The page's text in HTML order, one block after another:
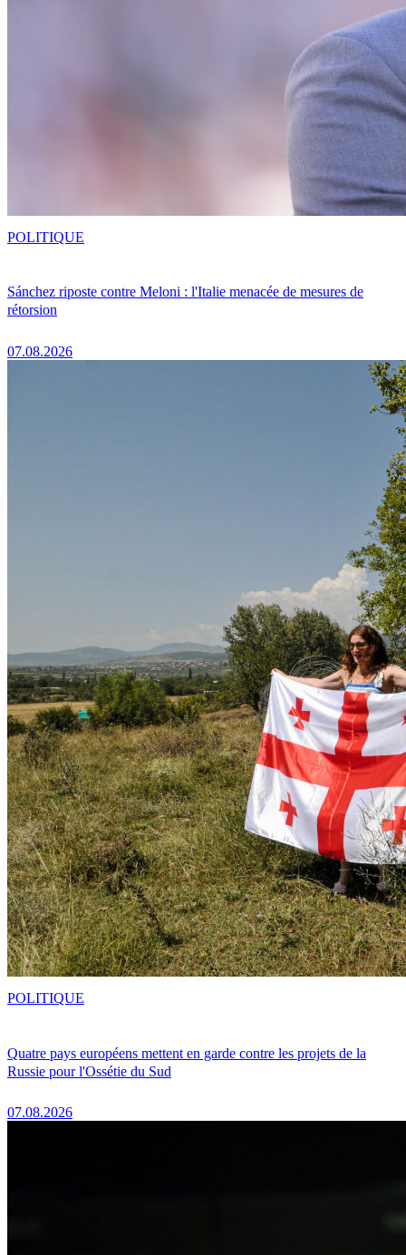
Sánchez riposte contre Meloni : l'Italie menacée de mesures de
rétorsion
07.08.2026
POLITIQUE
Quatre pays européens mettent en garde contre les projets de la
Russie pour l'Ossétie du Sud
07.08.2026
POLITIQUE